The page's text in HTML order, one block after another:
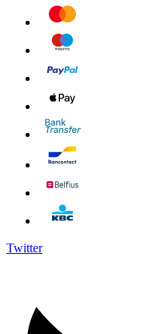
Twitter